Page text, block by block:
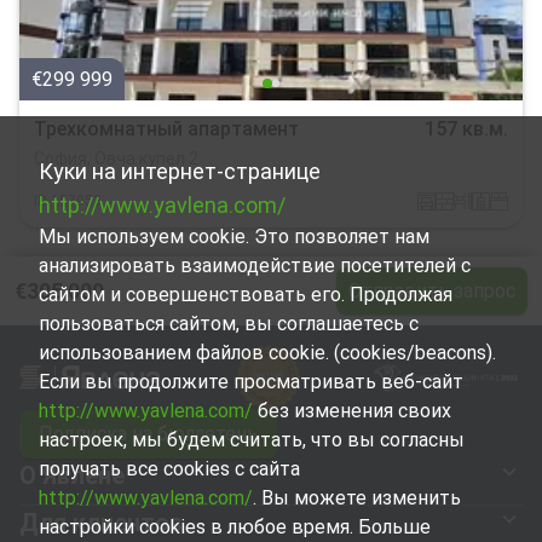
€299 999
ID157953
€305 000 Отправить запрос
Куки на интернет-странице
http://www.yavlena.com/
Мы используем cookie. Это позволяет нам
анализировать взаимодействие посетителей с
сайтом и совершенствовать его. Продолжая
пользоваться сайтом, вы соглашаетесь с
использованием файлов cookie. (cookies/beacons).
Если вы продолжите просматривать веб-сайт
http://www.yavlena.com/ без изменения своих
настроек, мы будем считать, что вы согласны
получать все cookies с сайта
http://www.yavlena.com/. Вы можете изменить
настройки cookies в любое время. Больше
Подписка на бюллетень
О Явлене
Для клиентов